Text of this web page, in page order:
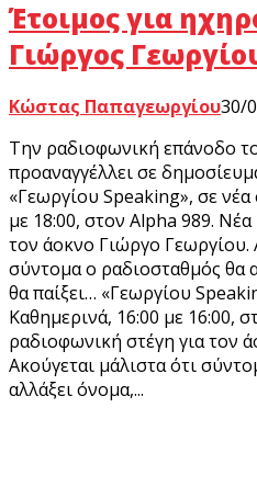
Έτοιμος για
Γιώργος
Κώστας Παπαγεωργίου30/
Την ραδιοφωνική επάνοδο
προαναγγέλλει σε
«Γεωργίου Speaking», σε νέα
με 18:00, στον Alpha 989.
τον άοκνο Γιώργο Γεωργίου.
σύντομα ο ραδιοσταθμός θα
θα παίξει… «Γεωργίου
Καθημερινά, 16:00 με 16:00,
ραδιοφωνική στέγη για τον
Ακούγεται μάλιστα ότι
αλλάξει όνομα,...